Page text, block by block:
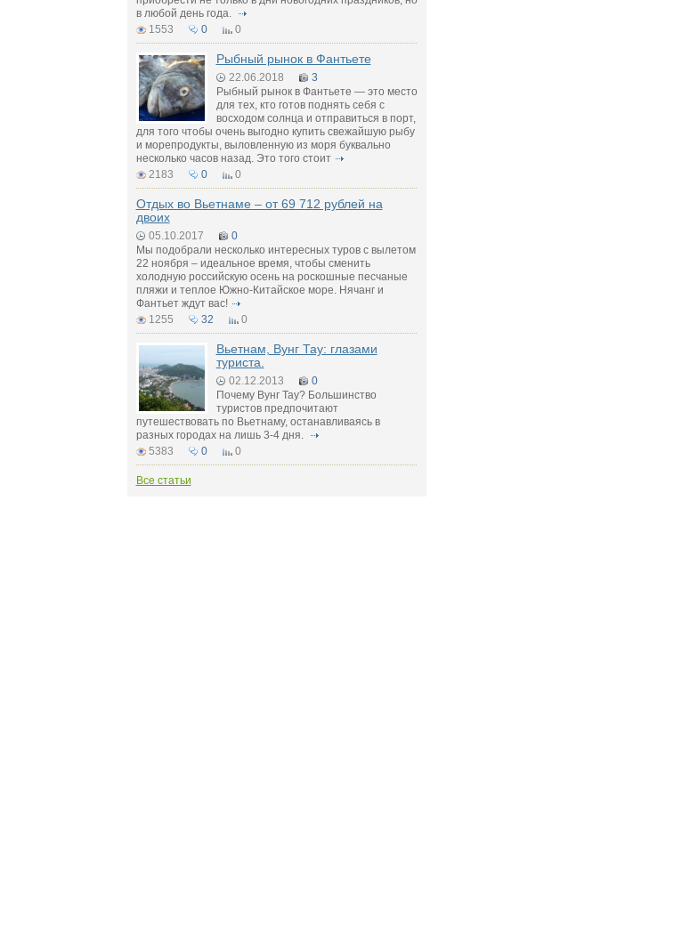
в любой день года.
1553
0 0
Рыбный рынок в Фантьете
22.06.2018
3
Рыбный рынок в Фантьете — это место
для тех, кто готов поднять себя с
восходом солнца и отправиться в порт,
для того чтобы очень выгодно купить свежайшую рыбу
и морепродукты, выловленную из моря буквально
несколько часов назад. Это того стоит
2183
0 0
Отдых во Вьетнаме – от 69 712 рублей на
двоих
05.10.2017
0
Мы подобрали несколько интересных туров с вылетом
22 ноября – идеальное время, чтобы сменить
холодную российскую осень на роскошные песчаные
пляжи и теплое Южно-Китайское море. Нячанг и
Фантьет ждут вас!
1255
32 0
Вьетнам, Вунг Тау: глазами
туриста.
02.12.2013
0
Почему Вунг Тау? Большинство
туристов предпочитают
путешествовать по Вьетнаму, останавливаясь в
разных городах на лишь 3-4 дня.
5383
0 0
Все статьи